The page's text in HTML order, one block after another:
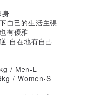
身
自己的生活主張
有優雅
自在地有自己
/ Men-L
/ Women-S